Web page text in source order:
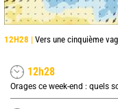
12H28 | Vers une cinquième vague de
12h28
Orages ce week-end : quels